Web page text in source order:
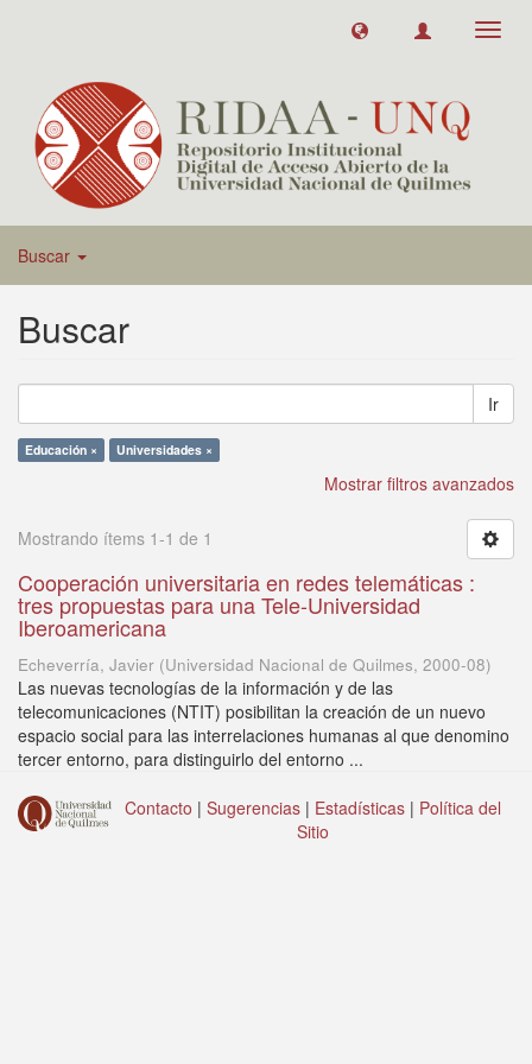
Buscar
Buscar
Ir
Educación × Universidades ×
Mostrar filtros avanzados
Mostrando ítems 1-1 de 1
Cooperación universitaria en redes telemáticas :
tres propuestas para una Tele-Universidad
Iberoamericana
Echeverría, Javier (Universidad Nacional de Quilmes, 2000-08)
Las nuevas tecnologías de la información y de las
telecomunicaciones (NTIT) posibilitan la creación de un nuevo
espacio social para las interrelaciones humanas al que denomino
tercer entorno, para distinguirlo del entorno ...
Contacto | Sugerencias | Estadísticas | Política del
Sitio